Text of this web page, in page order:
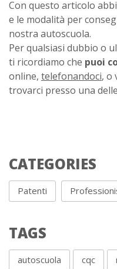
Con questo articolo
e le modalità per
nostra autoscuola.
Per qualsiasi dubbio o
ti ricordiamo che puoi
online, telefonandoci, o
trovarci presso una
CATEGORIES
Patenti
TAGS
autoscuola cqc